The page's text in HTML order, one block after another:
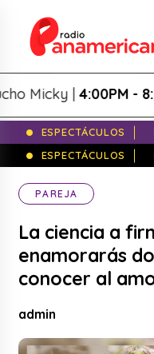
|4:00PM -
ESPECTÁCULOS
ESPECTÁCULOS
PAREJA
La ciencia a
enamorarás
conocer al
admin